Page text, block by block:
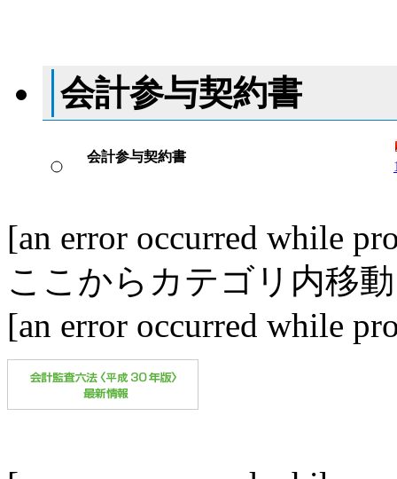
会計参与契約書
会計参与契約書
[an error occurred while
ここからカテゴリ内移
[an error occurred while